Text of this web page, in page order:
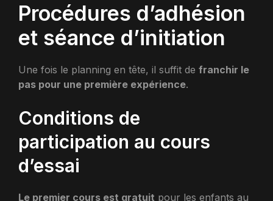
Procédures d’adhésion
et séance d’initiation
Une fois le planning en tête, il suffit de franchir le
pas pour une première expérience.
Conditions de
participation au cours
d’essai
Le premier cours est gratuit pour les enfants au